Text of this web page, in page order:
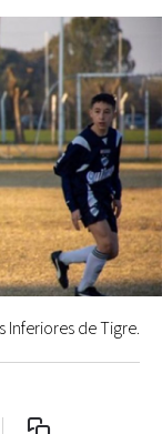
Inferiores de Tigre.